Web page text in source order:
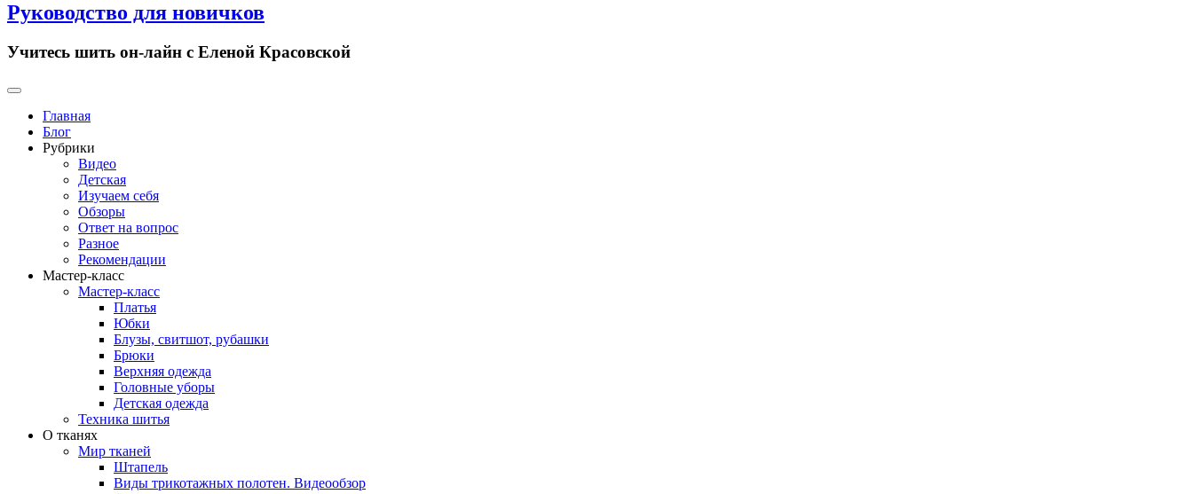
Руководство для новичков
Учитесь шить он-лайн с Еленой Красовской
Primary
Главная
Блог
Рубрики
Видео
Детская
Изучаем себя
Обзоры
Ответ на вопрос
Разное
Рекомендации
Мастер-класс
Мастер-класс
Платья
Юбки
Блузы, свитшот, рубашки
Брюки
Верхняя одежда
Головные уборы
Детская одежда
Техника шитья
О тканях
Мир тканей
Штапель
Виды трикотажных полотен. Видеообзор